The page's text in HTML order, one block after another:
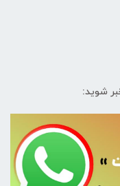
شوید: